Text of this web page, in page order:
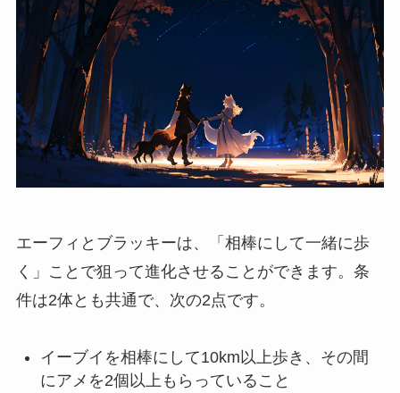
エーフィとブラッキーは、「相棒にして一緒に歩
く」ことで狙って進化させることができます。条
件は2体とも共通で、次の2点です。
イーブイを相棒にして10km以上歩き、その間
にアメを2個以上もらっていること